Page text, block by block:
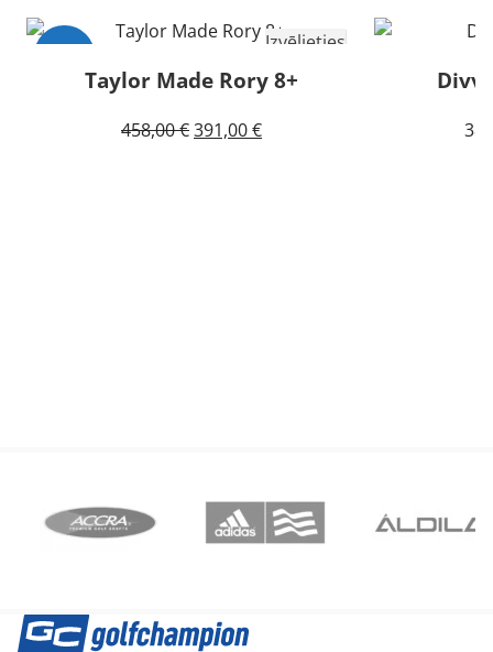
Izvēlieties
Taylor Made Rory 8+
458,00€Original
391,00€Current